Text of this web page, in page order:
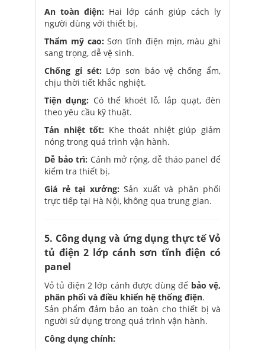
An toàn điện: Hai lớp cánh giúp cách ly
người dùng với thiết bị.
Thẩm mỹ cao: Sơn tĩnh điện mịn, màu ghi
sang trọng, dễ vệ sinh.
Chống gỉ sét: Lớp sơn bảo vệ chống ẩm,
chịu thời tiết khắc nghiệt.
Tiện dụng: Có thể khoét lỗ, lắp quạt, đèn
theo yêu cầu kỹ thuật.
Tản nhiệt tốt: Khe thoát nhiệt giúp giảm
nóng trong quá trình vận hành.
Dễ bảo trì: Cánh mở rộng, dễ tháo panel để
kiểm tra thiết bị.
Giá rẻ tại xưởng: Sản xuất và phân phối
trực tiếp tại Hà Nội, không qua trung gian.
5. Công dụng và ứng dụng thực tế Vỏ
tủ điện 2 lớp cánh sơn tĩnh điện có
panel
Vỏ tủ điện 2 lớp cánh được dùng để bảo vệ,
phân phối và điều khiển hệ thống điện.
Sản phẩm đảm bảo an toàn cho thiết bị và
người sử dụng trong quá trình vận hành.
Công dụng chính: